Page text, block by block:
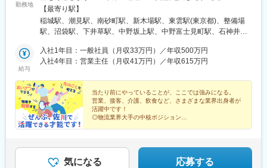
勤務地
ライバー】【ルート（輸送）ドライバー】■関東エリア東京、埼
玉、神奈川、千葉、栃木、群馬、茨城■東海エリア愛知、三重、岐
阜、静岡■甲信越エリア新潟、長野、山梨■北陸エリア石川、福
国・四国エリア香川、愛媛、高知、徳島、広島、島根、岡山、山
口、鳥取■九州エリア福岡、長崎、大分、佐賀、熊本、鹿児島、沖
秋田、青森
【最寄り駅】
稲城駅、潮見駅、南砂町駅、新木場駅、東雲駅(東京都)、整備場
駅、沼袋駅、下井草駅、中野坂上駅、中野富士見町駅、石神井公
本庄早稲田駅、和光市駅、番田駅(神奈川県)、久里浜駅、港南台
駅、栢山駅、読売ランド前駅、武蔵新城駅、昭和駅、片岡駅、南
田羅駅、岩宿駅、上州新屋駅、新前橋駅、渋川駅、駒形駅、細谷
駅(群馬県)、千葉ニュータウン中央駅、湖北駅、江見駅、佐倉駅、
新習志野駅、木更津駅、川間駅、江戸川台駅、神立駅、みどりの
駅、野木駅、赤塚駅、下館駅、延方駅、常陸鴻巣駅、日立駅、佐
古木駅、三河安城駅、萩原駅(愛知県)、北岡崎駅、石仏駅、田県神
向ケ丘駅、三河一宮駅、竹村駅、港区役所駅、新守山駅、尾張星
の宮駅、本郷駅(愛知県)、佐那具駅、朝熊駅、亀山駅(三重県)、霞
給与
入社1年目：一般社員（月収33万円）／年収500万円
入社4年目：営業主任（月収41万円）／年収615万円
当たり前にやっていることが、ここでは強みになる。
営業、接客、介護、飲食など、さまざまな業界出身者が
活躍中です！
◎物流業界大手の中核ポジション
気になる 応募する